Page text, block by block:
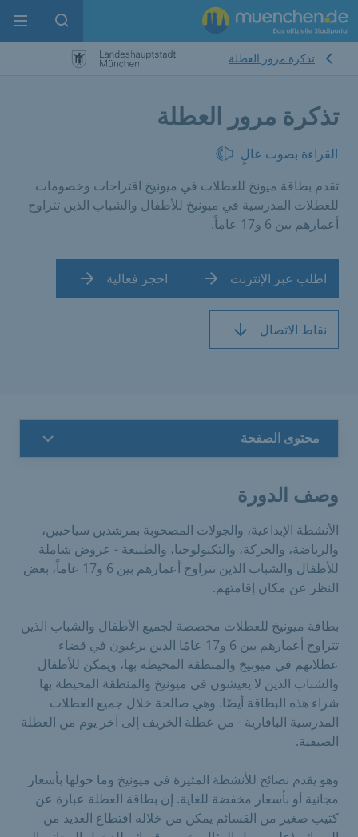
search
تذكرة مرور العطلة
تذكرة مرور العطلة
القراءة بصوت عالٍ
تقدم بطاقة ميونخ للعطلات في ميونيخ اقتراحات وخصومات
للعطلات المدرسية في ميونيخ للأطفال والشباب الذين تتراوح
أعمارهم بين 6 و17 عاماً.
اطلب عبر الإنترنت احجز فعالية
نقاط الاتصال
محتوى الصفحة
وصف الدورة
الأنشطة الإبداعية، والجولات المصحوبة بمرشدين سياحيين،
والرياضة، والحركة، والتكنولوجيا، والطبيعة - عروض شاملة
للأطفال والشباب الذين تتراوح أعمارهم بين 6 و17 عاماً، بغض
النظر عن مكان إقامتهم.
بطاقة ميونيخ للعطلات مخصصة لجميع الأطفال والشباب الذين
تتراوح أعمارهم بين 6 و17 عامًا الذين يرغبون في قضاء
عطلاتهم في ميونيخ والمنطقة المحيطة بها، ويمكن للأطفال
والشباب الذين لا يعيشون في ميونيخ والمنطقة المحيطة بها
شراء هذه البطاقة أيضًا. وهي صالحة خلال جميع العطلات
المدرسية البافارية - من عطلة الخريف إلى آخر يوم من العطلة
الصيفية.
وهو يقدم نصائح للأنشطة المثيرة في ميونيخ وما حولها بأسعار
مجانية أو بأسعار مخفضة للغاية. إن بطاقة العطلة عبارة عن
كتيب صغير من القسائم يمكن من خلاله اقتطاع العديد من